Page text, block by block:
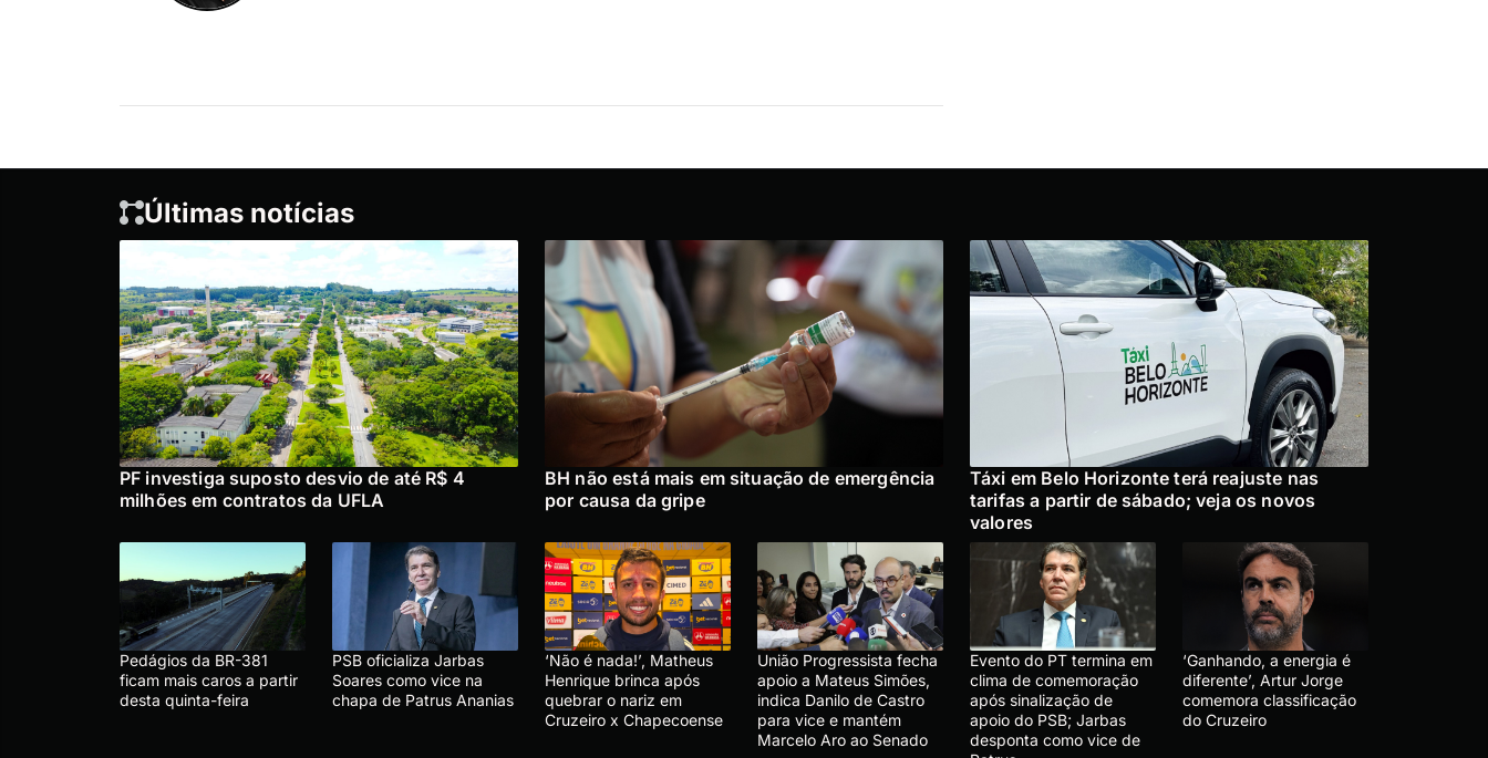
Últimas notícias
PF investiga suposto desvio de até R$ 4
milhões em contratos da UFLA
BH não está mais em situação de emergência
por causa da gripe
Táxi em Belo Horizonte terá reajuste nas
tarifas a partir de sábado; veja os novos
valores
Pedágios da BR-381
ficam mais caros a partir
desta quinta-feira
PSB oficializa Jarbas
Soares como vice na
chapa de Patrus Ananias
‘Não é nada!’, Matheus
Henrique brinca após
quebrar o nariz em
Cruzeiro x Chapecoense
União Progressista fecha
apoio a Mateus Simões,
indica Danilo de Castro
para vice e mantém
Marcelo Aro ao Senado
Evento do PT termina em
clima de comemoração
após sinalização de
apoio do PSB; Jarbas
desponta como vice de
‘Ganhando, a energia é
diferente’, Artur Jorge
comemora classificação
do Cruzeiro